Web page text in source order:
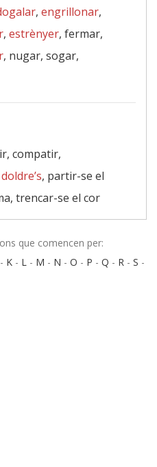
, engrillonar,
, estrènyer, fermar,
, nugar, sogar,
compatir,
doldre’s, partir-se el
trencar-se el cor
que comencen per:
- K - L - M - N - O - P - Q - R - S -